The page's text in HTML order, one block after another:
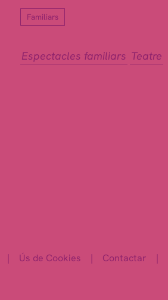
Familiars
Espectacles familiars Teatre
| Ús de Cookies | Contactar |